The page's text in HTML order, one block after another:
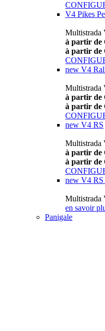
V4 Pikes
Multistrada
à partir de
à partir de
new V4
Multistrada
à partir de
à partir de
new V4 RS
Multistrada
à partir de
à partir de
new V4 RS
Multistrada
en savoir
Panigale